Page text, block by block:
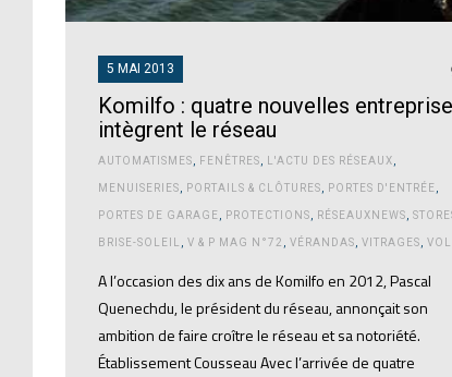
5 MAI 2013
Komilfo : quatre nouvelles
intègrent le réseau
AUTOMATISMES, FENÊTRES, L'ACTU DES RÉSEAUX,
MENUISERIES, PORTAILS & CLÔTURES, PORTES D'ENTRÉE,
PORTES DE GARAGE, PROTECTIONS, RÉSEAUXNEWS,
BRISE-SOLEIL , V & P MAG N°72 , VÉRANDAS, VITRAGES,
A l’occasion des dix ans de Komilfo en 2012, Pascal
Quenechdu, le président du réseau, annonçait son
ambition de faire croître le réseau et sa notoriété.
Établissement Cousseau Avec l’arrivée de quatre